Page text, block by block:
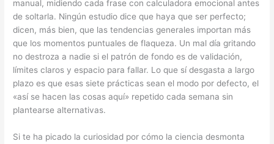
manual, midiendo cada frase con calculadora emocional antes
de soltarla. Ningún estudio dice que haya que ser perfecto;
dicen, más bien, que las tendencias generales importan más
que los momentos puntuales de flaqueza. Un mal día gritando
no destroza a nadie si el patrón de fondo es de validación,
límites claros y espacio para fallar. Lo que sí desgasta a largo
plazo es que esas siete prácticas sean el modo por defecto, el
«así se hacen las cosas aquí» repetido cada semana sin
plantearse alternativas.
Si te ha picado la curiosidad por cómo la ciencia desmonta